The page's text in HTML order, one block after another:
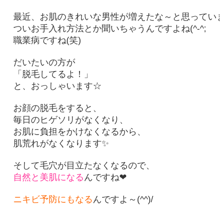
最近、お肌のきれいな男性が増えたな～と思ってい
ついお手入れ方法とか聞いちゃうんですよね(^-^;
職業病ですね(笑)
だいたいの方が
「脱毛してるよ！」
と、おっしゃいます☆
お顔の脱毛をすると、
毎日のヒゲソリがなくなり、
お肌に負担をかけなくなるから、
肌荒れがなくなります✨
そして毛穴が目立たなくなるので、
自然と美肌になる んですね❤
ニキビ予防にもなる んですよ～(^^)/